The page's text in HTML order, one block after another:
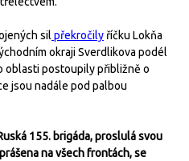
sil překročily říčku Lokňa
okraji Sverdlikova podél
oblasti postoupily přibližně o
jsou nadále pod palbou
155. brigáda, proslulá svou
na všech frontách, se